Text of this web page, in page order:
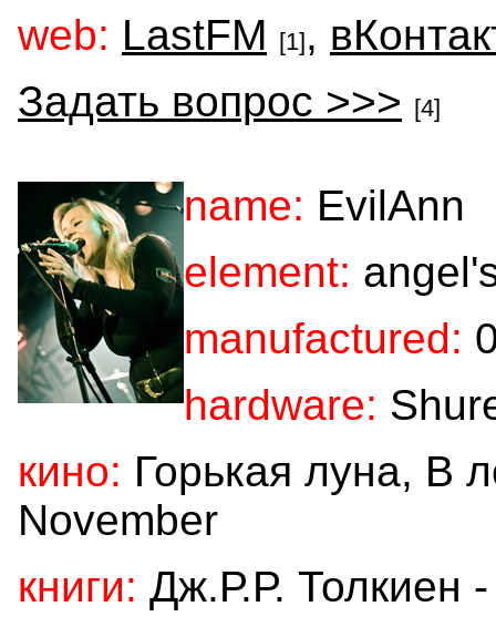
web: LastFM [1],
Задать вопрос >>> [4]
name: EvilAnn
element:
manufactured:
hardware:
кино: Горькая луна, В
November
книги: Дж.Р.Р. Толкиен